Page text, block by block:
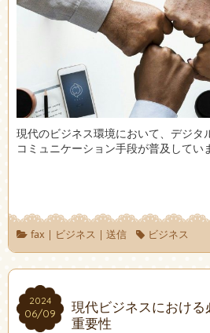
現代のビジネス環境において、デジタ
コミュニケーション手段が普及して
fax | ビジネス | 送信 ビジネス
2024
06/09
2024
06/09
現代ビジネスにおけ
重要性